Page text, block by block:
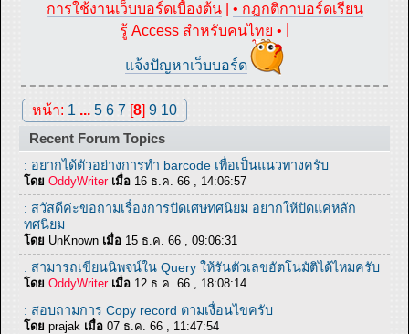
การใช้งานเว็บบอร์ดเบื้องต้น| • กฎกติกาบอร์ดเรียน
รู้ Access สำหรับคนไทย •
แจ้งปัญหาเว็บบอร์ด
หน้า: 1 ... 5 6 7 [8] 9 10
Recent Forum Topics
: อยากได้ตัวอย่างการทำ barcode เพื่อเป็นแนวทางครับ
โดย OddyWriterเมื่อ 16 ธ.ค. 66 , 14:06:57
: สวัสดีค่ะขอถามเรื่องการปัดเศษทศนิยม อยากให้ปัดแค่หลัก
ทศนิยม
โดย UnKnown เมื่อ 15 ธ.ค. 66 , 09:06:31
: สามารถเขียนนิพจน์ใน Query ให้รันตัวเลขอัตโนมัติได้ไหมครับ
โดย OddyWriterเมื่อ 12 ธ.ค. 66 , 18:08:14
: สอบถามการ Copy record ตามเงื่อนไขครับ
โดย prajak เมื่อ 07 ธ.ค. 66 , 11:47:54